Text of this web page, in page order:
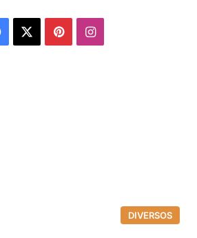
Facebook PinterestInstagram
DIVERSOS